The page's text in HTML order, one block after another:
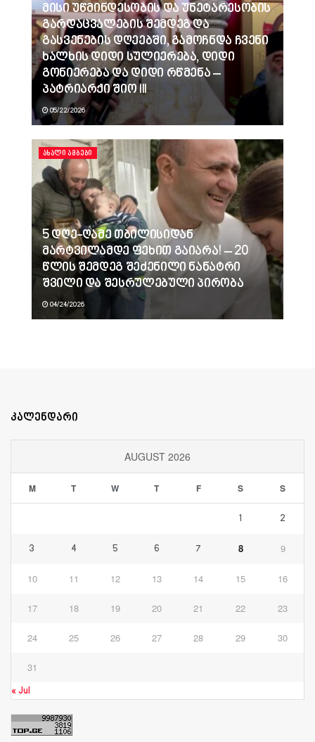
მისი უწმინდესობის და უნეტარესობის
გარდაცვალების შემდეგ და
გასვენების დღეებში, გამოჩნდა ჩვენი
ხალხის დიდი სულიერება, დიდი
გონიერება და დიდი რწმენა –
პატრიარქი შიო III
05/22/2026
ᲐᲮᲐᲚᲘ ᲐᲛᲑᲔᲑᲘ
5 დღე-ღამე თბილისიდან
მარტვილამდე ფეხით გაიარა! – 20
წლის შემდეგ შეძენილი ნანატრი
შვილი და შესრულებული პირობა
04/24/2026
კალენდარი
AUGUST 2026
M T W T F S S
1 2
3 4 5 6 7 8 9
10 11 12 13 14 15 16
17 18 19 20 21 22 23
24 25 26 27 28 29 30
31
« Jul